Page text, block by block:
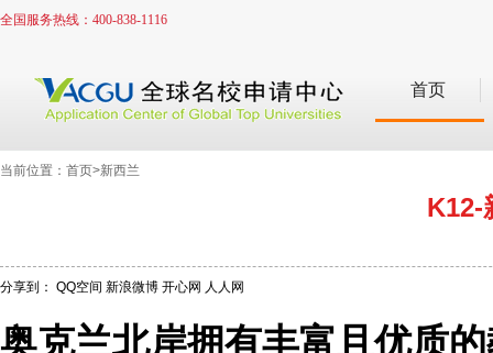
全国服务热线：400-838-1116
首页
当前位置：首页>新西兰
K12-
分享到： QQ空间 新浪微博 开心网 人人网
奥克兰北岸拥有丰富且优质